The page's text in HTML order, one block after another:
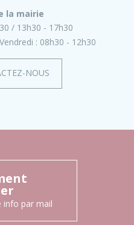
la mairie
13h30 - 17h30
: 08h30 - 12h30
NOUS
info par mail